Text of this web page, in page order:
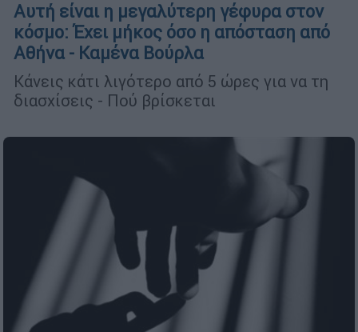
Αυτή είναι η μεγαλύτερη γέφυρα στον
κόσμο: Έχει μήκος όσο η απόσταση από
Αθήνα - Καμένα Βούρλα
Κάνεις κάτι λιγότερο από 5 ώρες για να τη
διασχίσεις - Πού βρίσκεται